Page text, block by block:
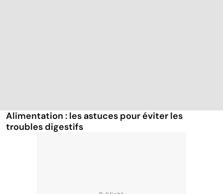
Alimentation : les astuces pour éviter les
troubles digestifs